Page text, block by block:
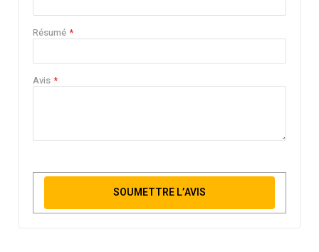
Résumé
Avis
SOUMETTRE L’AVIS